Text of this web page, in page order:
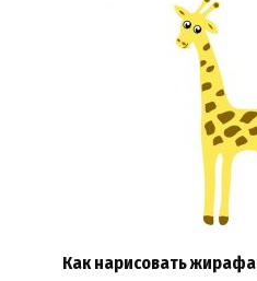
Как нарисовать жирафа